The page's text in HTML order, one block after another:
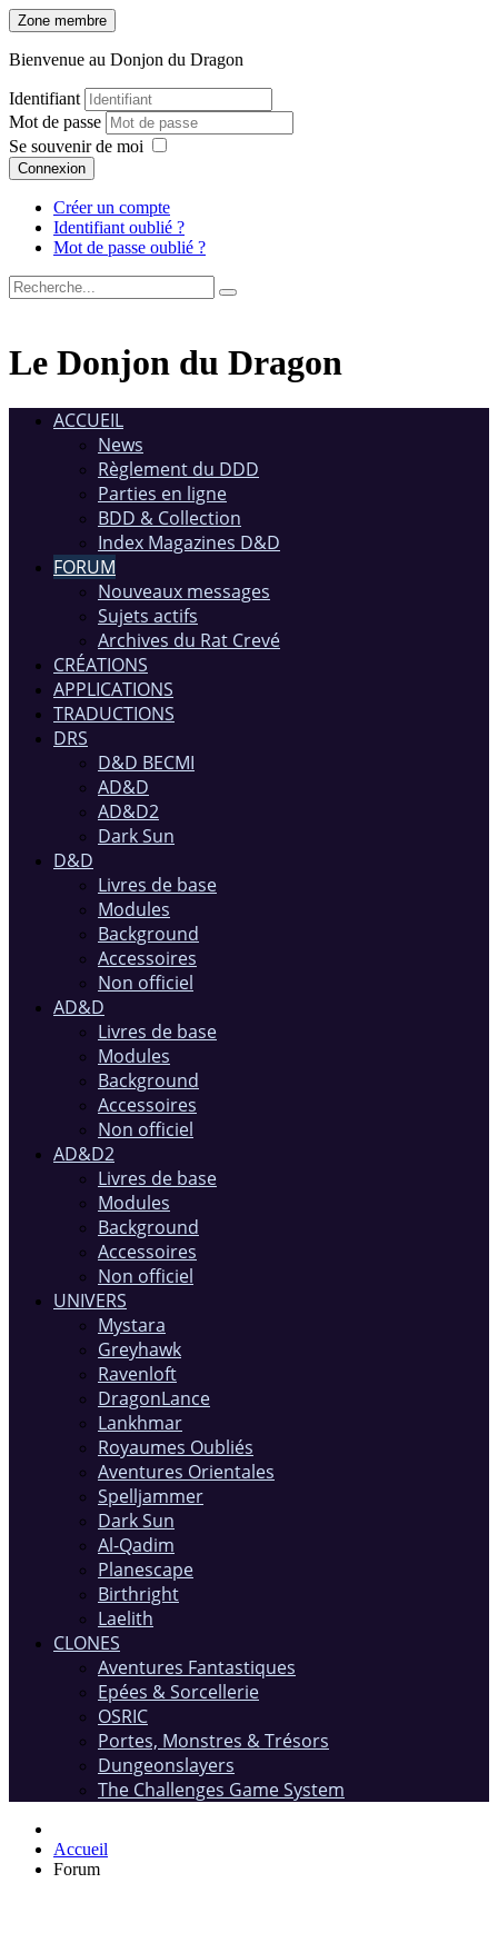
Zone membre
Bienvenue au Donjon du Dragon
Identifiant
Mot de passe
Se souvenir de moi
Connexion
Créer un compte
Identifiant oublié ?
Mot de passe oublié ?
Le Donjon du Dragon
ACCUEIL
News
Règlement du DDD
Parties en ligne
BDD & Collection
Index Magazines D&D
FORUM
Nouveaux messages
Sujets actifs
Archives du Rat Crevé
CRÉATIONS
APPLICATIONS
TRADUCTIONS
DRS
D&D BECMI
AD&D
AD&D2
Dark Sun
D&D
Livres de base
Modules
Background
Accessoires
Non officiel
AD&D
Livres de base
Modules
Background
Accessoires
Non officiel
AD&D2
Livres de base
Modules
Background
Accessoires
Non officiel
UNIVERS
Mystara
Greyhawk
Ravenloft
DragonLance
Lankhmar
Royaumes Oubliés
Aventures Orientales
Spelljammer
Dark Sun
Al-Qadim
Planescape
Birthright
Laelith
CLONES
Aventures Fantastiques
Epées & Sorcellerie
OSRIC
Portes, Monstres & Trésors
Dungeonslayers
The Challenges Game System
Accueil
Forum